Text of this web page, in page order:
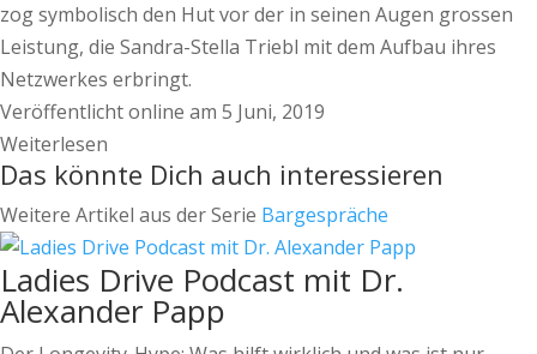
zog symbolisch den Hut vor der in seinen Augen grossen
Leistung, die Sandra-Stella Triebl mit dem Aufbau ihres
Netzwerkes erbringt.
Veröffentlicht online am 5 Juni, 2019
Weiterlesen
Das könnte Dich auch interessieren
Weitere Artikel aus der Serie Bargespräche
Ladies Drive Podcast mit Dr.
Alexander Papp